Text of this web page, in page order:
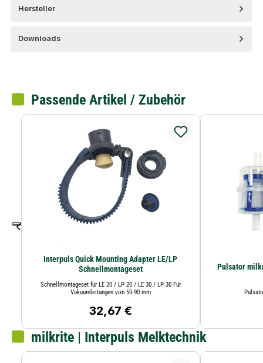
Hersteller
Downloads
Passende Artikel / Zubehör
Interpuls Quick Mounting Adapter LE/LP
Schnellmontageset
Schnellmontageset für LE 20 / LP 20 / LE 30 / LP 30 Für
Vakuumleitungen von 50-90 mm
Regulärer Preis:
32,67 €
Pulsator
milkrite | Interpuls Melktechnik